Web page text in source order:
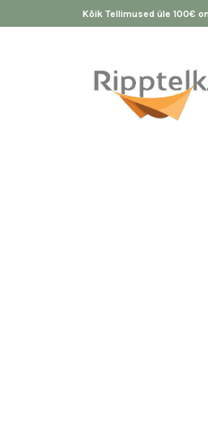
Kõik Tellimused üle 100€